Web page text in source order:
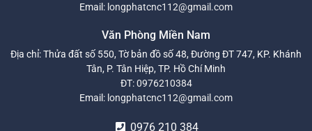
Email: longphatcnc112@gmail.com
Văn Phòng Miền Nam
Địa chỉ: Thửa đất số 550, Tờ bản đồ số 48, Đường ĐT 747, KP. Khánh
Tân, P. Tân Hiệp, TP. Hồ Chí Minh
ĐT:0976210384
Email: longphatcnc112@gmail.com
0976 210 384